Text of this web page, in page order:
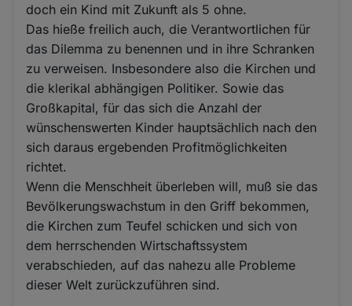
doch ein Kind mit Zukunft als 5 ohne.
Das hieße freilich auch, die Verantwortlichen für
das Dilemma zu benennen und in ihre Schranken
zu verweisen. Insbesondere also die Kirchen und
die klerikal abhängigen Politiker. Sowie das
Großkapital, für das sich die Anzahl der
wünschenswerten Kinder hauptsächlich nach den
sich daraus ergebenden Profitmöglichkeiten
richtet.
Wenn die Menschheit überleben will, muß sie das
Bevölkerungswachstum in den Griff bekommen,
die Kirchen zum Teufel schicken und sich von
dem herrschenden Wirtschaftssystem
verabschieden, auf das nahezu alle Probleme
dieser Welt zurückzuführen sind.